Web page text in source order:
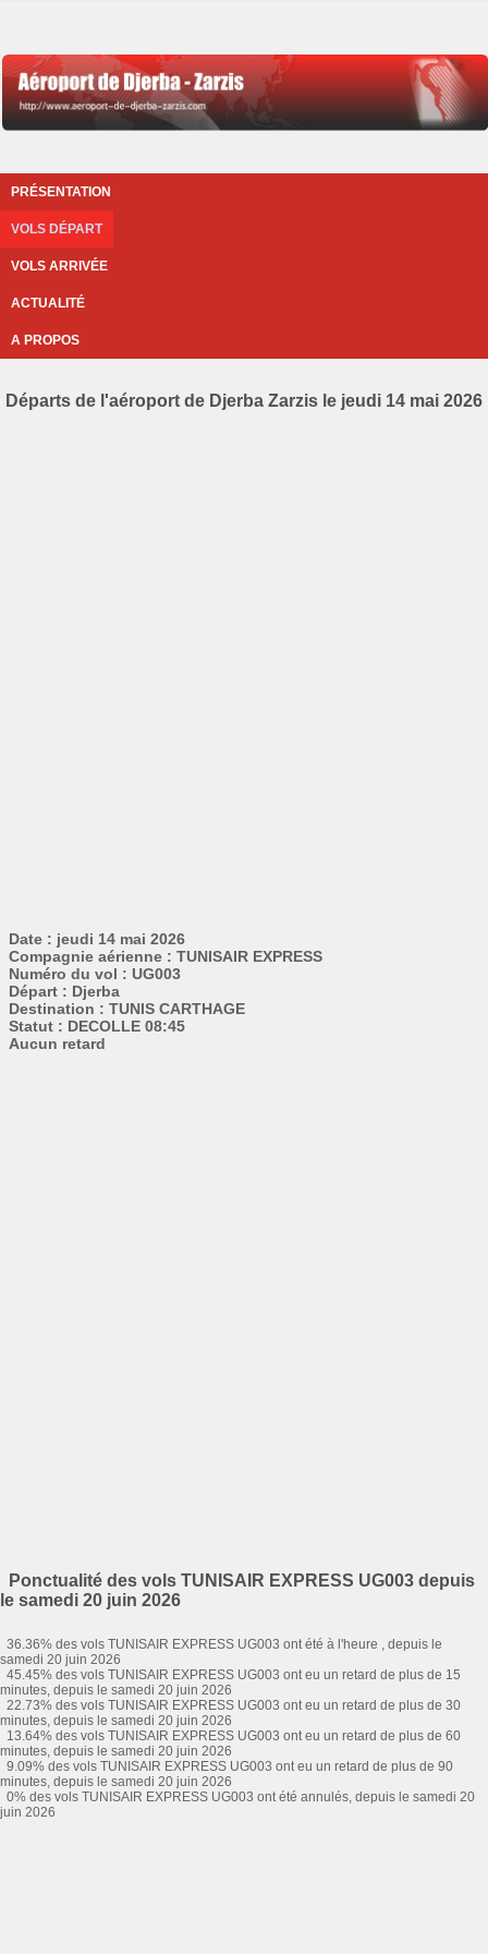
PRÉSENTATION
VOLS DÉPART
VOLS ARRIVÉE
ACTUALITÉ
A PROPOS
Départs de l'aéroport de Djerba Zarzis le jeudi 14 mai 2026
Date : jeudi 14 mai 2026
Compagnie aérienne : TUNISAIR EXPRESS
Numéro du vol : UG003
Départ : Djerba
Destination : TUNIS CARTHAGE
Statut : DECOLLE 08:45
Aucun retard
Ponctualité des vols TUNISAIR EXPRESS UG003 depuis
le samedi 20 juin 2026
36.36% des vols TUNISAIR EXPRESS UG003 ont été à l'heure , depuis le
samedi 20 juin 2026
45.45% des vols TUNISAIR EXPRESS UG003 ont eu un retard de plus de 15
minutes, depuis le samedi 20 juin 2026
22.73% des vols TUNISAIR EXPRESS UG003 ont eu un retard de plus de 30
minutes, depuis le samedi 20 juin 2026
13.64% des vols TUNISAIR EXPRESS UG003 ont eu un retard de plus de 60
minutes, depuis le samedi 20 juin 2026
9.09% des vols TUNISAIR EXPRESS UG003 ont eu un retard de plus de 90
minutes, depuis le samedi 20 juin 2026
0% des vols TUNISAIR EXPRESS UG003 ont été annulés, depuis le samedi 20
juin 2026